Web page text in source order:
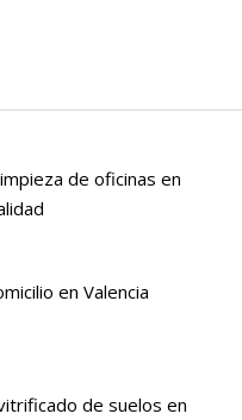
de oficinas en
en Valencia
de suelos en